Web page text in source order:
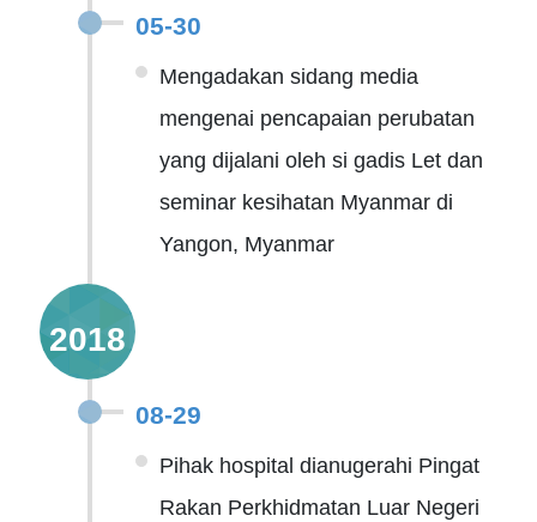
05-30
Mengadakan sidang media
mengenai pencapaian perubatan
yang dijalani oleh si gadis Let dan
seminar kesihatan Myanmar di
Yangon, Myanmar
2018
08-29
Pihak hospital dianugerahi Pingat
Rakan Perkhidmatan Luar Negeri